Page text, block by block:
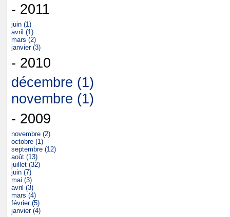
- 2011
juin (1)
avril (1)
mars (2)
janvier (3)
- 2010
décembre (1)
novembre (1)
- 2009
novembre (2)
octobre (1)
septembre (12)
août (13)
juillet (32)
juin (7)
mai (3)
avril (3)
mars (4)
février (5)
janvier (4)